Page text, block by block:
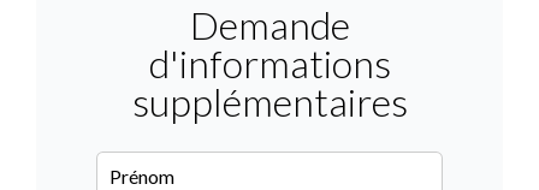
Demande
d'informations
supplémentaires